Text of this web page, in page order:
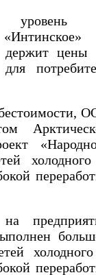
уровень
держит цены